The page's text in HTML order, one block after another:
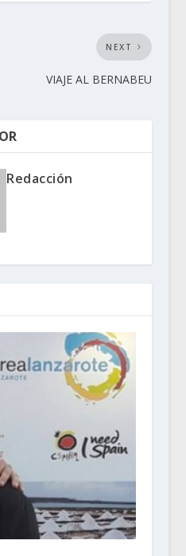
NEXT
VIAJE AL BERNABEU
Redacción